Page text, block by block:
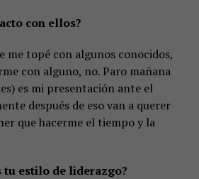
con ellos?
me topé con algunos conocidos,
con alguno, no. Paro mañana
es mi presentación ante el
después de eso van a querer
que hacerme el tiempo y la
estilo de liderazgo?